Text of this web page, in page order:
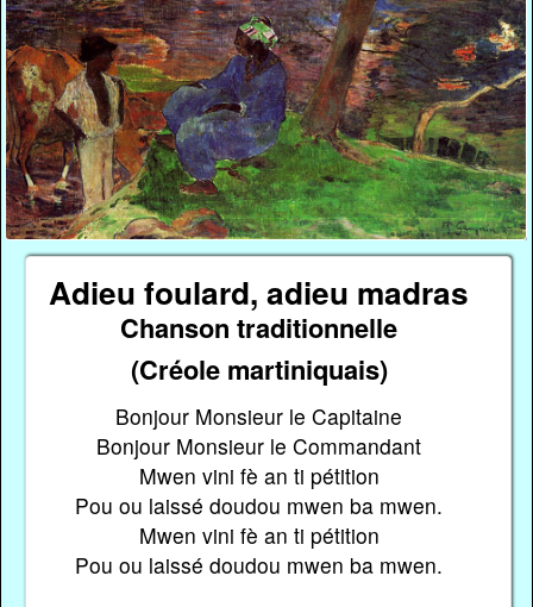
Adieu foulard, adieu madras
Chanson traditionnelle
(Créole martiniquais)
Bonjour Monsieur le Capitaine
Bonjour Monsieur le Commandant
Mwen vini fè an ti pétition
Pou ou laissé doudou mwen ba mwen.
Mwen vini fè an ti pétition
Pou ou laissé doudou mwen ba mwen.